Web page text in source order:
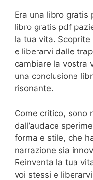
Era una libro gratis
libro gratis pdf
la tua vita.
e liberarvi dalle
cambiare la vostra
una conclusione
risonante.
Come critico, sono
dall’audace
forma e stile, che
narrazione sia
Reinventa la tua
voi stessi e